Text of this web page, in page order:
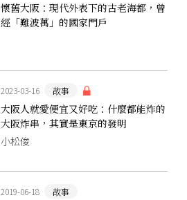
懷舊大阪：現代外表下的古老海都，曾
經「難波萬」的國家門戶
2023-03-16 故事
大阪人就愛便宜又好吃：什麼都能炸的
大阪炸串，其實是東京的發明
小松俊
2019-06-18 故事